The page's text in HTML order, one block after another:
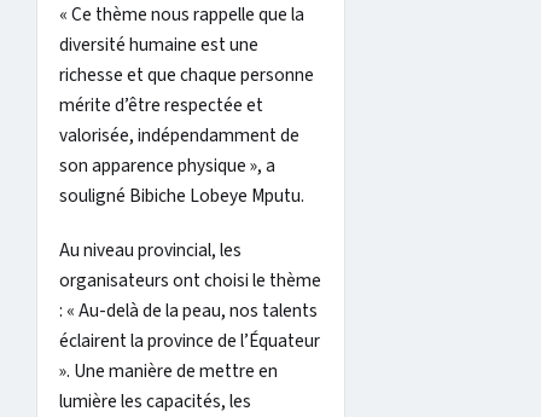
« Ce thème nous rappelle que la
diversité humaine est une
richesse et que chaque personne
mérite d’être respectée et
valorisée, indépendamment de
son apparence physique », a
souligné Bibiche Lobeye Mputu.
Au niveau provincial, les
organisateurs ont choisi le thème
: « Au-delà de la peau, nos talents
éclairent la province de l’Équateur
». Une manière de mettre en
lumière les capacités, les